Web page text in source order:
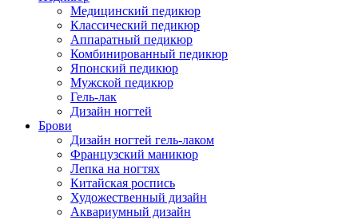
Медицинский педикюр
Классический педикюр
Аппаратный педикюр
Комбинированный педикюр
Японский педикюр
Мужской педикюр
Гель-лак
Дизайн ногтей
Брови
Дизайн ногтей гель-лаком
Французский маникюр
Лепка на ногтях
Китайская роспись
Художественный дизайн
Аквариумный дизайн